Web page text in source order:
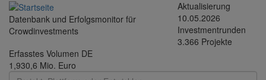
Direkt
zum
Inhalt
Datenbank und Erfolgsmonitor für
Crowdinvestments
Aktualisierung
10.05.2026
Investmentrunden
3.366 Projekte
Erfasstes Volumen DE
1,930,6 Mio. Euro